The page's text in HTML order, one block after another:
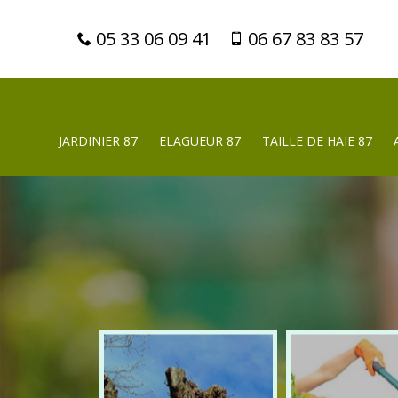
05 33 06 09 41 06 67 83 83 57
JARDINIER 87 ELAGUEUR 87 TAILLE DE HAIE 87